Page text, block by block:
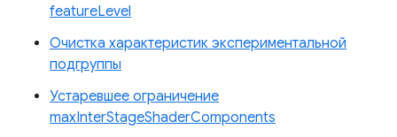
featureLevel
Очистка характеристик экспериментальной
подгруппы
Устаревшее ограничение
maxInterStageShaderComponents